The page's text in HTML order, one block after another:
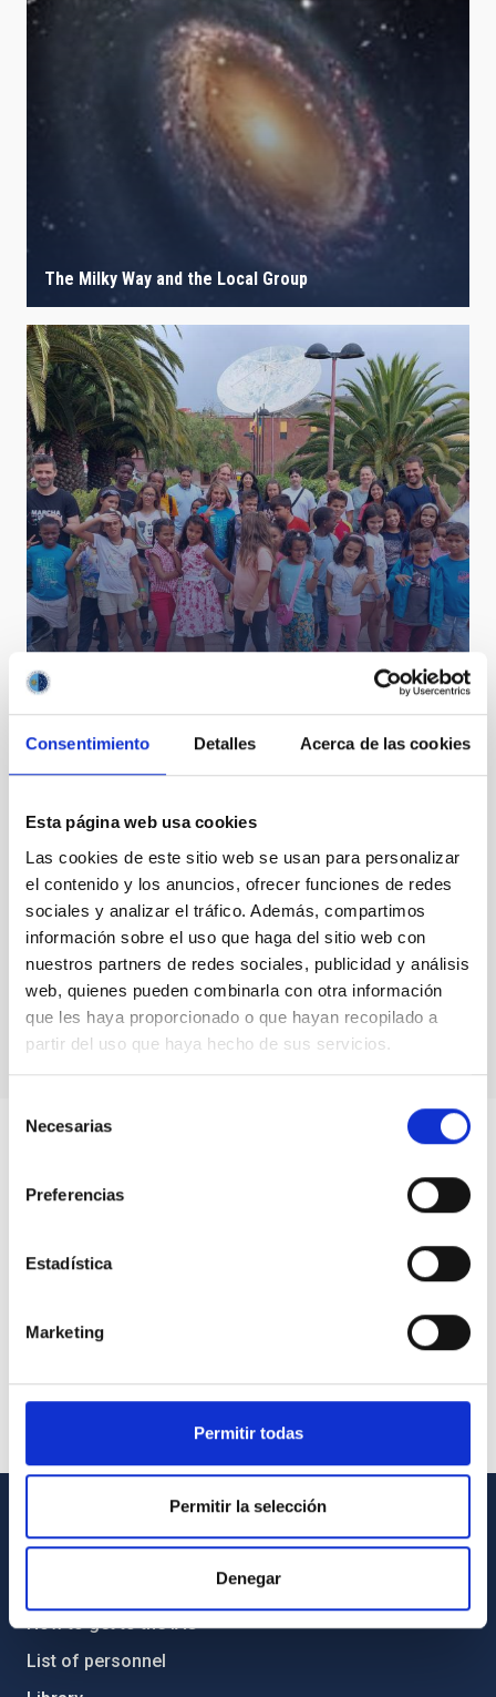
Consentimiento Detalles Acerca de las cookies
Esta página web usa cookies
Las cookies de este sitio web se usan para personalizar
el contenido y los anuncios, ofrecer funciones de redes
sociales y analizar el tráfico. Además, compartimos
información sobre el uso que haga del sitio web con
nuestros partners de redes sociales, publicidad y análisis
web, quienes pueden combinarla con otra información
que les haya proporcionado o que hayan recopilado a
partir del uso que haya hecho de sus servicios.
Necesarias
Preferencias
Estadística
Marketing
Permitir todas
Permitir la selección
Denegar
The Milky Way and the Local Group
AMANAR 2022
Visita F. Duncan Haldane ((Premio Nobel en Física
2016).
GENERAL INFORMATION
How to get to the IAC
List of personnel